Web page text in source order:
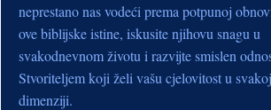
neprestano nas vodeći prema potpunoj
ove biblijske istine, iskusite njihovu snagu u
svakodnevnom životu i razvijte smislen
Stvoriteljem koji želi vašu cjelovitost u svakoj
dimenziji.